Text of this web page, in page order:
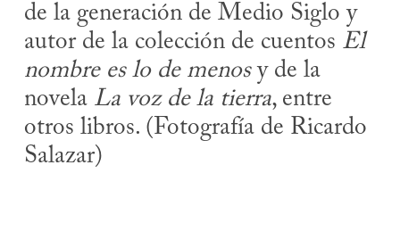
de la generación de Medio Siglo y
autor de la colección de cuentos El
nombre es lo de menosy de la
novela La voz de la tierra, entre
otros libros. (Fotografía de Ricardo
Salazar)